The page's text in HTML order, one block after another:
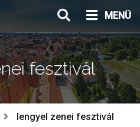
MENÜ
fesztivál
lengyel zenei fesztivál